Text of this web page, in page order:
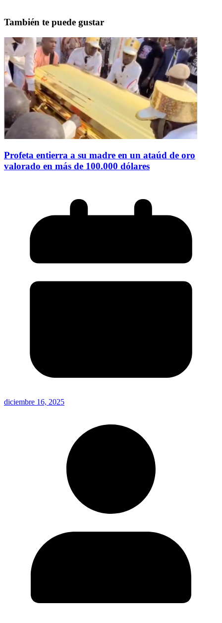
También te puede gustar
Profeta entierra a su madre en un ataúd de oro
valorado en más de 100.000 dólares
diciembre 16, 2025